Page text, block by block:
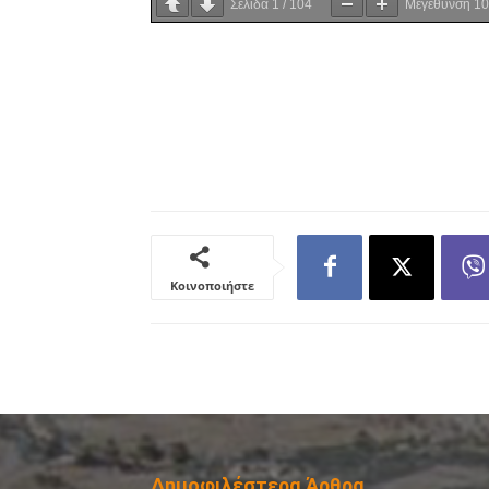
Σελίδα 1 / 104 Μεγέθυνση
Κοινοποιήστε